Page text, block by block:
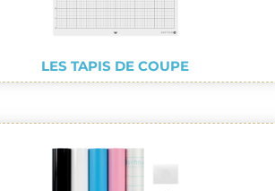
LES TAPIS DE COUPE